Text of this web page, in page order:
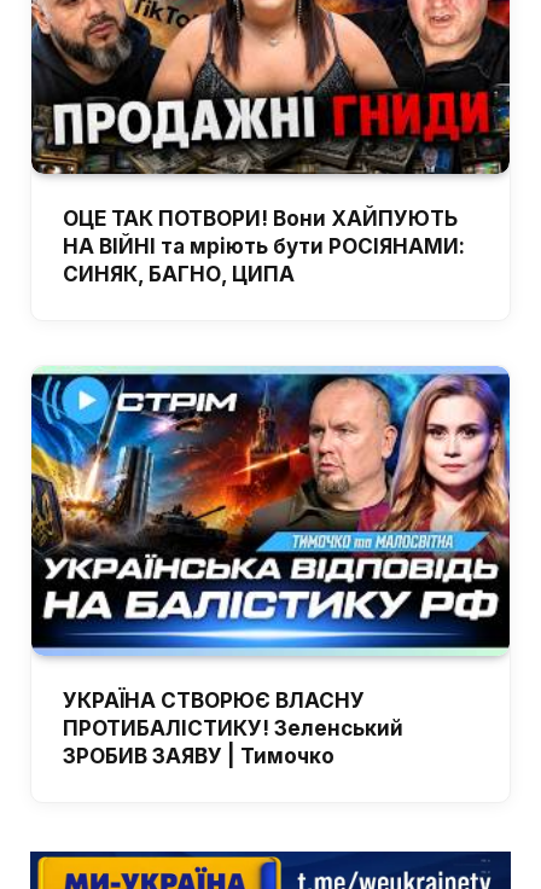
ОЦЕ ТАК ПОТВОРИ! Вони ХАЙПУЮТЬ
НА ВІЙНІ та мріють бути РОСІЯНАМИ:
СИНЯК, БАГНО, ЦИПА
УКРАЇНА СТВОРЮЄ ВЛАСНУ
ПРОТИБАЛІСТИКУ! Зеленський
ЗРОБИВ ЗАЯВУ | Тимочко